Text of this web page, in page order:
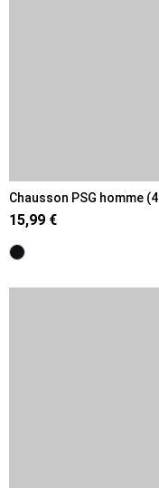
Chausson PSG homme
15,99 €